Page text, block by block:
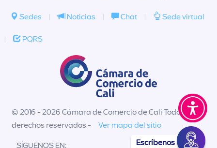
Escríbenos
Sedes | Noticias | Chat | Sede virtual
| PQRS
© 2016 - 2026 Cámara de Comercio de Cali Todos los
derechos reservados -
Ver mapa del sitio
SÍGUENOS EN: